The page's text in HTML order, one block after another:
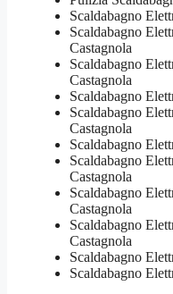
Scaldabagno
Scaldabagno
Castagnola
Scaldabagno
Castagnola
Scaldabagno
Scaldabagno
Castagnola
Scaldabagno
Scaldabagno
Castagnola
Scaldabagno
Castagnola
Scaldabagno
Castagnola
Scaldabagno
Scaldabagno